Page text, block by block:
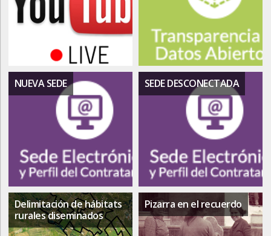
NUEVA SEDE SEDE DESCONECTADA
Delimitación de hábitats
rurales diseminados
Pizarra en el recuerdo